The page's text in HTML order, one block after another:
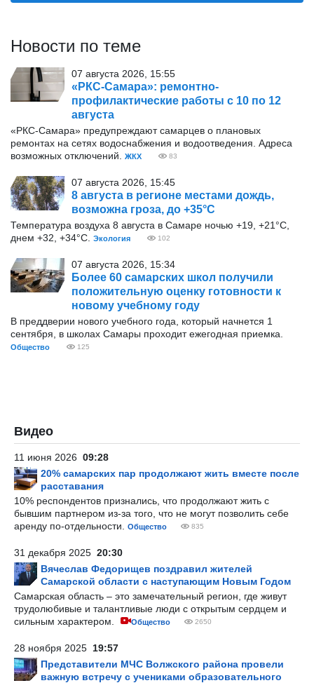
Новости по теме
07 августа 2026, 15:55
«РКС-Самара»: ремонтно-
профилактические работы с 10 по 12
августа
«РКС-Самара» предупреждают самарцев о плановых
ремонтах на сетях водоснабжения и водоотведения. Адреса
возможных отключений.
ЖКХ 83
07 августа 2026, 15:45
8 августа в регионе местами дождь,
возможна гроза, до +35°С
Температура воздуха 8 августа в Самаре ночью +19, +21°С,
днем +32, +34°С.
Экология 102
07 августа 2026, 15:34
Более 60 самарских школ получили
положительную оценку готовности к
новому учебному году
В преддверии нового учебного года, который начнется 1
сентября, в школах Самары проходит ежегодная приемка.
Общество 125
Видео
11 июня 2026 09:28
20% самарских пар продолжают жить вместе после
расставания
10% респондентов признались, что продолжают жить с
бывшим партнером из-за того, что не могут позволить себе
аренду по-отдельности.
Общество 835
31 декабря 2025 20:30
Вячеслав Федорищев поздравил жителей
Самарской области с наступающим Новым Годом
Самарская область – это замечательный регион, где живут
трудолюбивые и талантливые люди с открытым сердцем и
сильным характером.
Общество 2650
28 ноября 2025 19:57
Представители МЧС Волжского района провели
важную встречу с учениками образовательного